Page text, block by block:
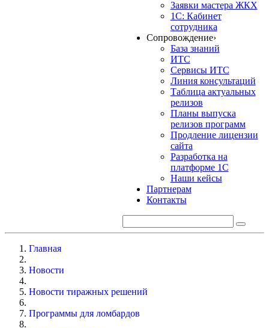
Заявки мастера ЖКХ
1С: Кабинет
сотрудника
Сопровождение›
База знаний
ИТС
Сервисы ИТС
Линия консультаций
Таблица актуальных
релизов
Планы выпуска
релизов программ
Продление лицензии
сайта
Разработка на
платформе 1С
Наши кейсы
Партнерам
Контакты
Главная
Новости
Новости тиражных решений
Программы для ломбардов